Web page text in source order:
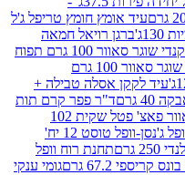
חומץ טריפל ג'ל
רויאל חמאה
קנדי שוגר סאוור 100 גרם תפוח
קנדי שוגר סאוור 100 גרם
אסלה טבילה +
ד"ר פפר קרם תות
סאוור פאצ' פטל שקית 102
וופל ג'נסן-וופל טוסט 12 יח'
תחנת רוח וופל
גומי ענקי